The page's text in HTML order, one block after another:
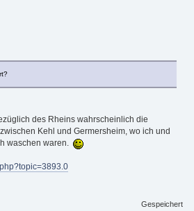
des Rheins wahrscheinlich die
Kehl und Germersheim, wo ich und
waschen waren.
Gespeichert